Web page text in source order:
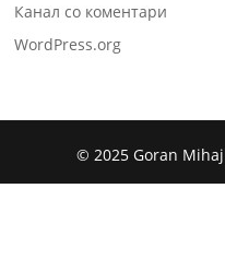
Канал со коментари
WordPress.org
© 2025 Goran